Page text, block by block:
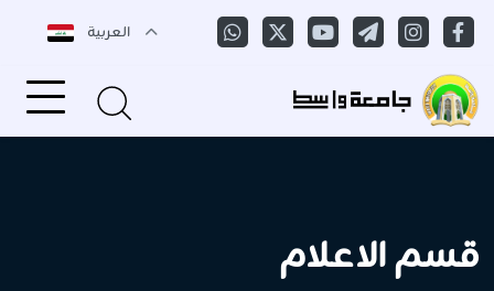
العربية
قسم الاعلام